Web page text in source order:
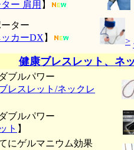
ー 肩用 】
ター
カーDX 】 >
健康ブレスレット、ネ
ブルパワー
レスレット/ネックレ
ブルパワー
ト 】
にゲルマニウム効果